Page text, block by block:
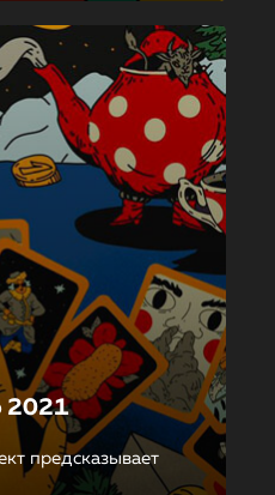
2021
предсказывает